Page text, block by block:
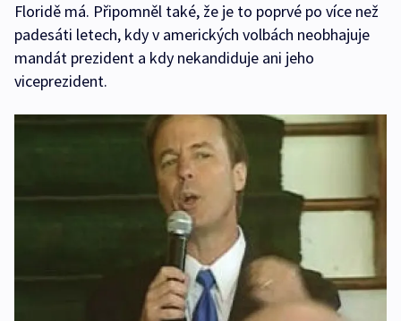
Floridě má. Připomněl také, že je to poprvé po více než
padesáti letech, kdy v amerických volbách neobhajuje
mandát prezident a kdy nekandiduje ani jeho
viceprezident.